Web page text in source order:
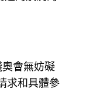
會無妨礙
求和具體參